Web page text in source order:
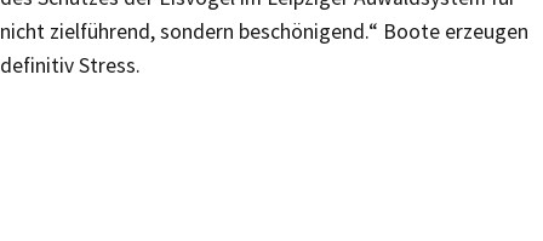
nicht zielführend, sondern beschönigend.“ Boote erzeugen
definitiv Stress.